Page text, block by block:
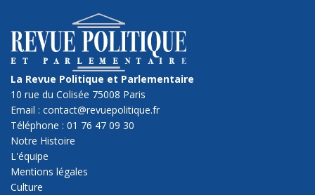
La Revue Politique et Parlementaire
10 rue du Colisée 75008 Paris
Email : contact@revuepolitique.fr
Téléphone : 01 76 47 09 30
Notre Histoire
L'équipe
Mentions légales
Culture